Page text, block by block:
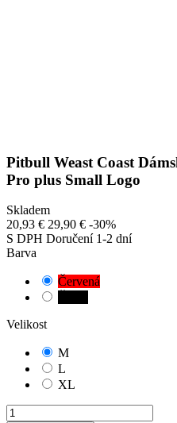
Pitbull Weast Coast
Pro plus Small Logo
Skladem
20,93 € 29,90 € -30%
S DPH Doručení 1-2 dní
Barva
Červená
Velikost
M
L
XL